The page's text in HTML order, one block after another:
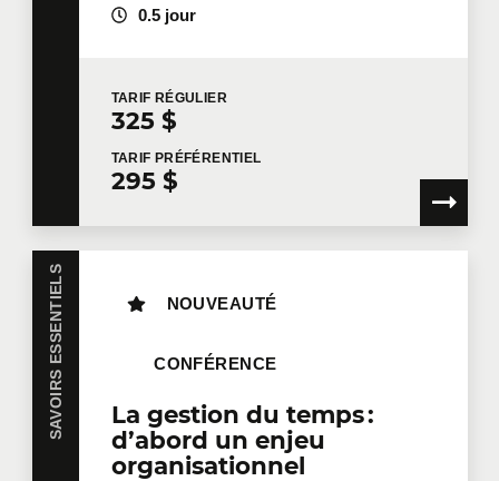
0.5 jour
TARIF RÉGULIER
325 $
TARIF PRÉFÉRENTIEL
295 $
SAVOIRS ESSENTIELS
La gestion du temps :
d’abord un enjeu
organisationnel
NOUVEAUTÉ
CONFÉRENCE